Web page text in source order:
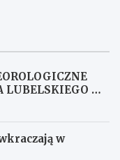
NR
w